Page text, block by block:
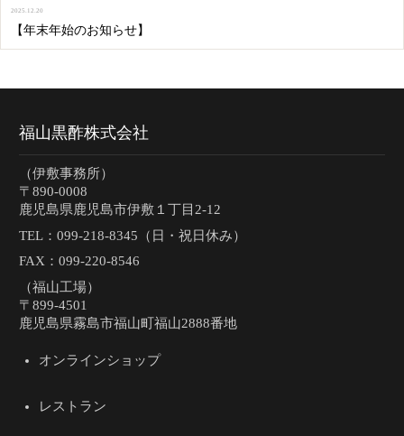
【年末年始のお知らせ】
2025.12.20
福山黒酢株式会社
（伊敷事務所）
〒890-0008
鹿児島県鹿児島市伊敷１丁目2-12
TEL：099-218-8345（日・祝日休み）
FAX：099-220-8546
（福山工場）
〒899-4501
鹿児島県霧島市福山町福山2888番地
オンラインショップ
レストラン